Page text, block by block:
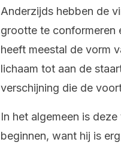
Anderzijds hebben de
grootte te conformeren
heeft meestal de vorm
lichaam tot aan de
verschijning die de
In het algemeen is
beginnen, want hij is